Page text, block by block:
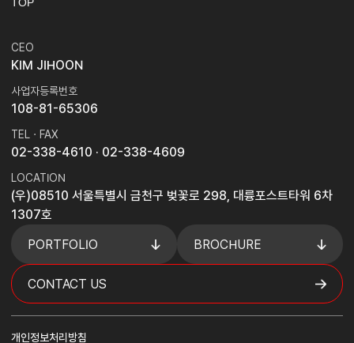
TOP
CEO
KIM JIHOON
사업자등록번호
108-81-65306
TEL · FAX
02-338-4610 · 02-338-4609
LOCATION
(우)08510 서울특별시 금천구 벚꽃로 298, 대륭포스트타워 6차
1307호
PORTFOLIO
BROCHURE
CONTACT US
개인정보처리방침